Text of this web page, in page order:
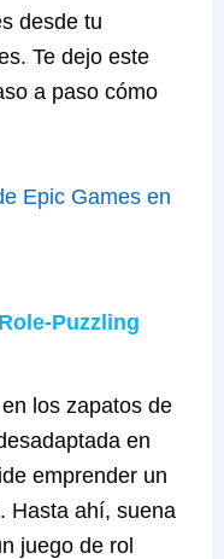
desde tu
Te dejo este
a paso cómo
Epic Games en
Puzzling
los zapatos de
en
emprender un
Hasta ahí, suena
juego de rol